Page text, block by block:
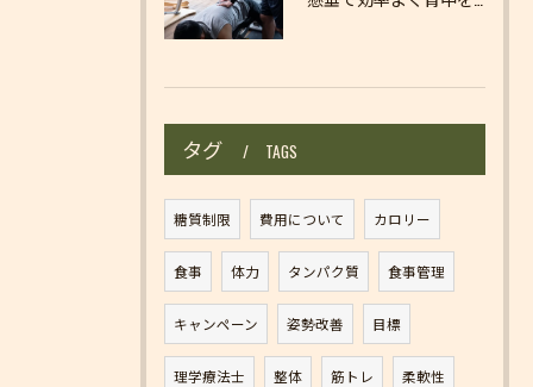
タグ TAGS
糖質制限 費用について カロリー
食事 体力 タンパク質 食事管理
キャンペーン 姿勢改善 目標
理学療法士 整体 筋トレ 柔軟性